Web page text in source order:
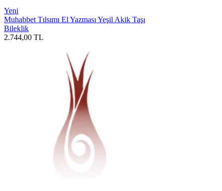
Yeni
Muhabbet Tılsımı El Yazması Yeşil Akik Taşı
Bileklik
2.744,00 TL